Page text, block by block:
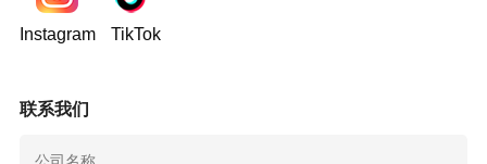
Instagram TikTok
联系我们